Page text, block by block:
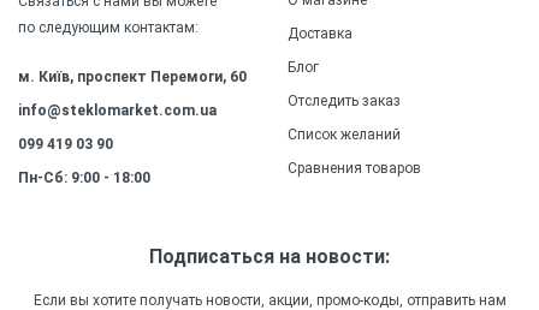
по следующим контактам:
м. Київ, проспект Перемоги, 60
info@steklomarket.com.ua
099 419 03 90
Пн-Сб: 9:00 - 18:00
Доставка
Блог
Отследить заказ
Список желаний
Сравнения товаров
Подписаться на новости:
Если вы хотите получать новости, акции, промо-коды, отправить нам